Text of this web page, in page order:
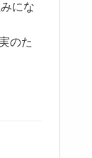
にな
のた